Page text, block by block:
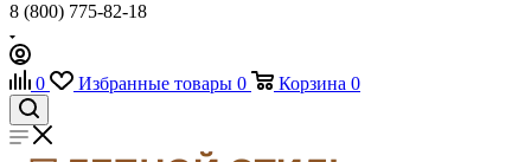
8 (800) 775-82-18
0 Избранные товары 0 Корзина 0